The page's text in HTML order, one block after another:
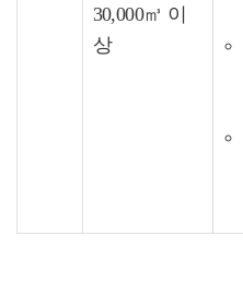
30,000㎥ 이
상